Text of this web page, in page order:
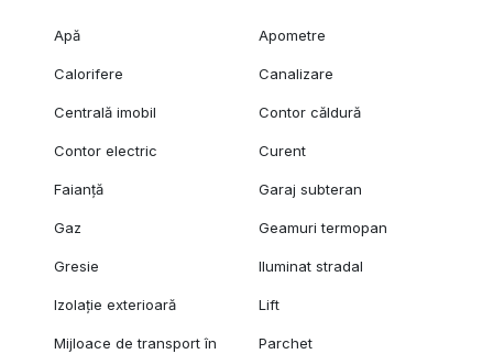
Apă Apometre
Calorifere Canalizare
Centrală imobil Contor căldură
Contor electric Curent
Faianță Garaj subteran
Gaz Geamuri termopan
Gresie Iluminat stradal
Izolație exterioară Lift
Mijloace de transport în
Parchet